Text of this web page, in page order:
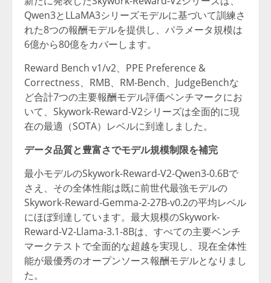
Qwen3とLLaMA3シリーズモデルに基づいて訓練さ
れた8つの報酬モデルを提供し、パラメータ規模は
6億から80億をカバーします。
Reward Bench v1/v2、PPE Preference &
Correctness、RMB、RM-Bench、JudgeBenchな
ど合計7つの主要報酬モデル評価ベンチマークにお
いて、Skywork-Reward-V2シリーズは全面的に現
在の最適（SOTA）レベルに到達しました。
データ品質と豊富さでモデル規模制限を補完
最小モデルのSkywork-Reward-V2-Qwen3-0.6Bで
さえ、その全体性能は既に前世代最強モデルの
Skywork-Reward-Gemma-2-27B-v0.2の平均レベル
にほぼ到達しています。最大規模のSkywork-
Reward-V2-Llama-3.1-8Bは、すべての主要ベンチ
マークテストで全面的な超越を実現し、現在全体性
能が最優秀のオープンソース報酬モデルとなりまし
た。